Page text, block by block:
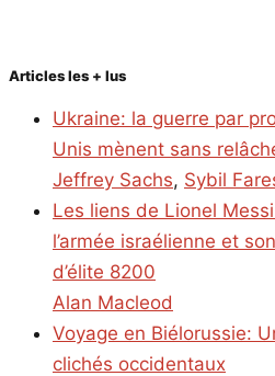
Articles les + lus
Ukraine: la guerre par
Unis mènent sans
Jeffrey Sachs, Sybil
Les liens de Lionel
l’armée israélienne et
d’élite 8200
Alan Macleod
Voyage en Biélorussie:
clichés occidentaux